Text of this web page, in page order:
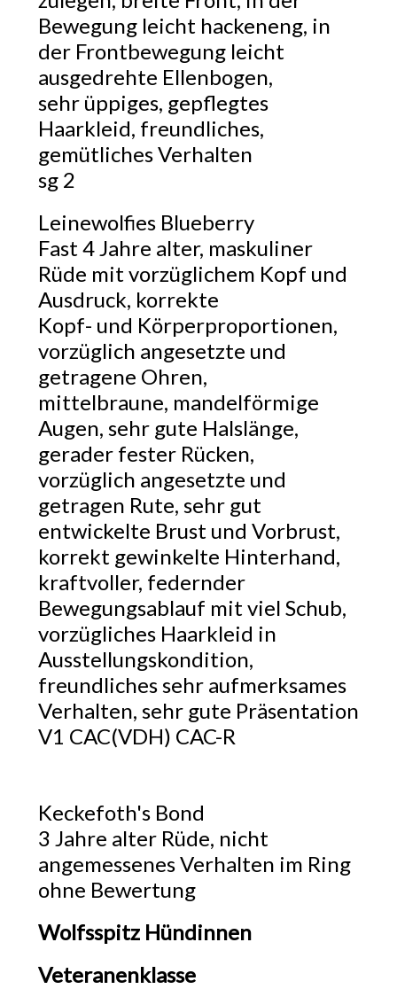
Bewegung leicht hackeneng, in
der Frontbewegung leicht
ausgedrehte Ellenbogen,
sehr üppiges, gepflegtes
Haarkleid, freundliches,
gemütliches Verhalten
sg 2
Leinewolfies Blueberry
Fast 4 Jahre alter, maskuliner
Rüde mit vorzüglichem Kopf und
Ausdruck, korrekte
Kopf- und Körperproportionen,
vorzüglich angesetzte und
getragene Ohren,
mittelbraune, mandelförmige
Augen, sehr gute Halslänge,
gerader fester Rücken,
vorzüglich angesetzte und
getragen Rute, sehr gut
entwickelte Brust und Vorbrust,
korrekt gewinkelte Hinterhand,
kraftvoller, federnder
Bewegungsablauf mit viel Schub,
vorzügliches Haarkleid in
Ausstellungskondition,
freundliches sehr aufmerksames
Verhalten, sehr gute Präsentation
V1 CAC(VDH) CAC-R
Keckefoth's Bond
3 Jahre alter Rüde, nicht
angemessenes Verhalten im Ring
ohne Bewertung
Wolfsspitz Hündinnen
Veteranenklasse